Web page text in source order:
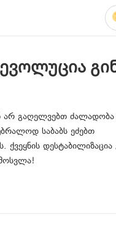
არ გაღელვებთ
საბაბს ეძებთ
ქვეყნის